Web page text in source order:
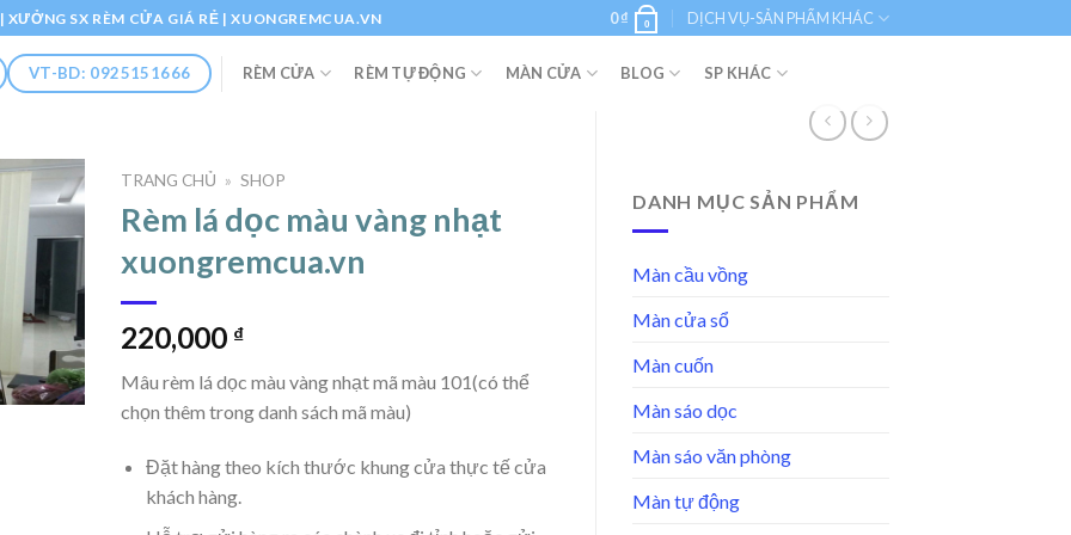
SX RÈM CỬA GIÁ RẺ | XUONGREMCUA.VN 0₫ 0 DỊCH VỤ-SẢN PHẨM KHÁC
VT-BD: 0925151666 RÈM CỬA RÈM TỰ ĐỘNG MÀN CỬA BLOG SP KHÁC
DANH MỤC SẢN PHẨM
Màn cầu vồng
Màn cửa sổ
Màn cuốn
Màn sáo dọc
Màn sáo văn phòng
Màn tự động
TRANG CHỦ » SHOP
Rèm lá dọc màu vàng nhạt
xuongremcua.vn
220,000 ₫
Mâu rèm lá dọc màu vàng nhạt mã màu 101(có thể
chọn thêm trong danh sách mã màu)
Đặt hàng theo kích thước khung cửa thực tế cửa
khách hàng.